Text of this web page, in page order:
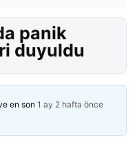
panik
duyuldu
en son 1 ay 2 hafta önce